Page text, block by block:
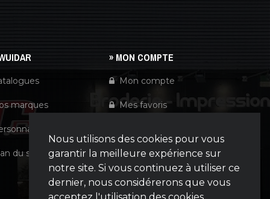
Nous utilisons des cookies pour vous
garantir la meilleure expérience sur
notre site. Si vous continuez à utiliser ce
dernier, nous considérerons que vous
acceptez l'utilisation des cookies.
marques
du site
» MON COMPTE
Mon compte
Mes favoris
CGV